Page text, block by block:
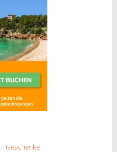
Geschenke